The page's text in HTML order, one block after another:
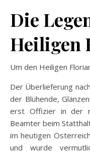
Die
Heiligen
Um den Heiligen
Der Überlieferung
der Blühende,
erst Offizier in der
Beamter beim
im heutigen
und wurde